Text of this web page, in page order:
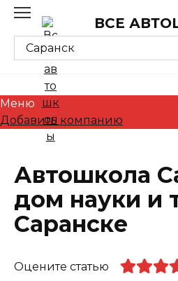
Skip
content
ВСЕ
Меню
Добавить компанию
Автошкола
дом науки и
Саранске
Оцените статью